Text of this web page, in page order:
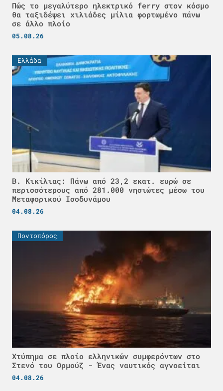
Πώς το μεγαλύτερο ηλεκτρικό ferry στον κόσμο
θα ταξιδέψει χιλιάδες μίλια φορτωμένο πάνω
σε άλλο πλοίο
05.08.26
Ελλάδα
Β. Κικίλιας: Πάνω από 23,2 εκατ. ευρώ σε
περισσότερους από 281.000 νησιώτες μέσω του
Μεταφορικού Ισοδυνάμου
04.08.26
Ποντοπόρος
Χτύπημα σε πλοίο ελληνικών συμφερόντων στο
Στενό του Ορμούζ - Ένας ναυτικός αγνοείται
04.08.26